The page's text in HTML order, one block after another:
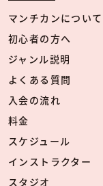
マンチカンについて
初心者の方へ
ジャンル説明
よくある質問
入会の流れ
料金
スケジュール
インストラクター
スタジオ